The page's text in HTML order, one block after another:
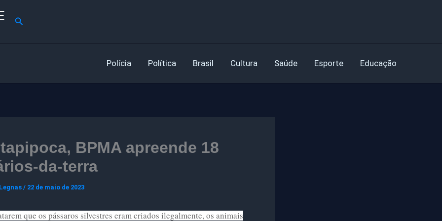
Pesquisar
Polícia Política Brasil Cultura Saúde Esporte Educação
BPMA apreende 18
da-terra
/ 22 de maio de 2023
que os pássaros silvestres eram criados ilegalmente, os animais